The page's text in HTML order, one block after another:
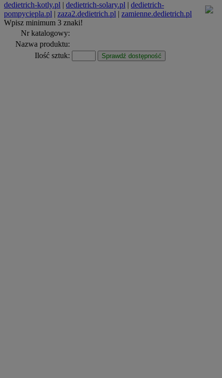
dedietrich-kotly.pl | dedietrich-solary.pl | dedietrich-
pompyciepla.pl | zaza2.dedietrich.pl | zamienne.dedietrich.pl
Wpisz minimum 3 znaki!
Nr katalogowy:
Nazwa produktu:
Ilość sztuk:
Sprawdź dostępność